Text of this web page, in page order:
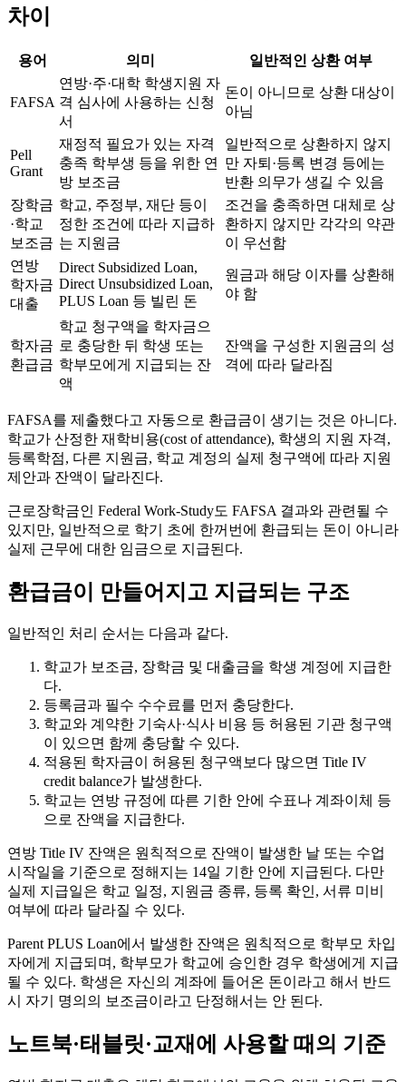
차이
용어 의미 일반적인 상환 여부
FAFSA
연방·주·대학 학생지원 자
격 심사에 사용하는 신청
서
돈이 아니므로 상환 대상이
아님
Pell
Grant
재정적 필요가 있는 자격
충족 학부생 등을 위한 연
방 보조금
일반적으로 상환하지 않지
만 자퇴·등록 변경 등에는
반환 의무가 생길 수 있음
장학금
·학교
보조금
학교, 주정부, 재단 등이
정한 조건에 따라 지급하
는 지원금
조건을 충족하면 대체로 상
환하지 않지만 각각의 약관
이 우선함
연방
학자금
대출
Direct Subsidized Loan,
Direct Unsubsidized Loan,
PLUS Loan 등 빌린 돈
원금과 해당 이자를 상환해
야 함
학자금
환급금
학교 청구액을 학자금으
로 충당한 뒤 학생 또는
학부모에게 지급되는 잔
액
잔액을 구성한 지원금의 성
격에 따라 달라짐
FAFSA를 제출했다고 자동으로 환급금이 생기는 것은 아니다.
학교가 산정한 재학비용(cost of attendance), 학생의 지원 자격,
등록학점, 다른 지원금, 학교 계정의 실제 청구액에 따라 지원
제안과 잔액이 달라진다.
근로장학금인 Federal Work-Study도 FAFSA 결과와 관련될 수
있지만, 일반적으로 학기 초에 한꺼번에 환급되는 돈이 아니라
실제 근무에 대한 임금으로 지급된다.
환급금이 만들어지고 지급되는 구조
일반적인 처리 순서는 다음과 같다.
학교가 보조금, 장학금 및 대출금을 학생 계정에 지급한
다.
등록금과 필수 수수료를 먼저 충당한다.
학교와 계약한 기숙사·식사 비용 등 허용된 기관 청구액
이 있으면 함께 충당할 수 있다.
적용된 학자금이 허용된 청구액보다 많으면 Title IV
credit balance가 발생한다.
학교는 연방 규정에 따른 기한 안에 수표나 계좌이체 등
으로 잔액을 지급한다.
연방 Title IV 잔액은 원칙적으로 잔액이 발생한 날 또는 수업
시작일을 기준으로 정해지는 14일 기한 안에 지급된다. 다만
실제 지급일은 학교 일정, 지원금 종류, 등록 확인, 서류 미비
여부에 따라 달라질 수 있다.
Parent PLUS Loan에서 발생한 잔액은 원칙적으로 학부모 차입
자에게 지급되며, 학부모가 학교에 승인한 경우 학생에게 지급
될 수 있다. 학생은 자신의 계좌에 들어온 돈이라고 해서 반드
시 자기 명의의 보조금이라고 단정해서는 안 된다.
노트북·태블릿·교재에 사용할 때의 기준